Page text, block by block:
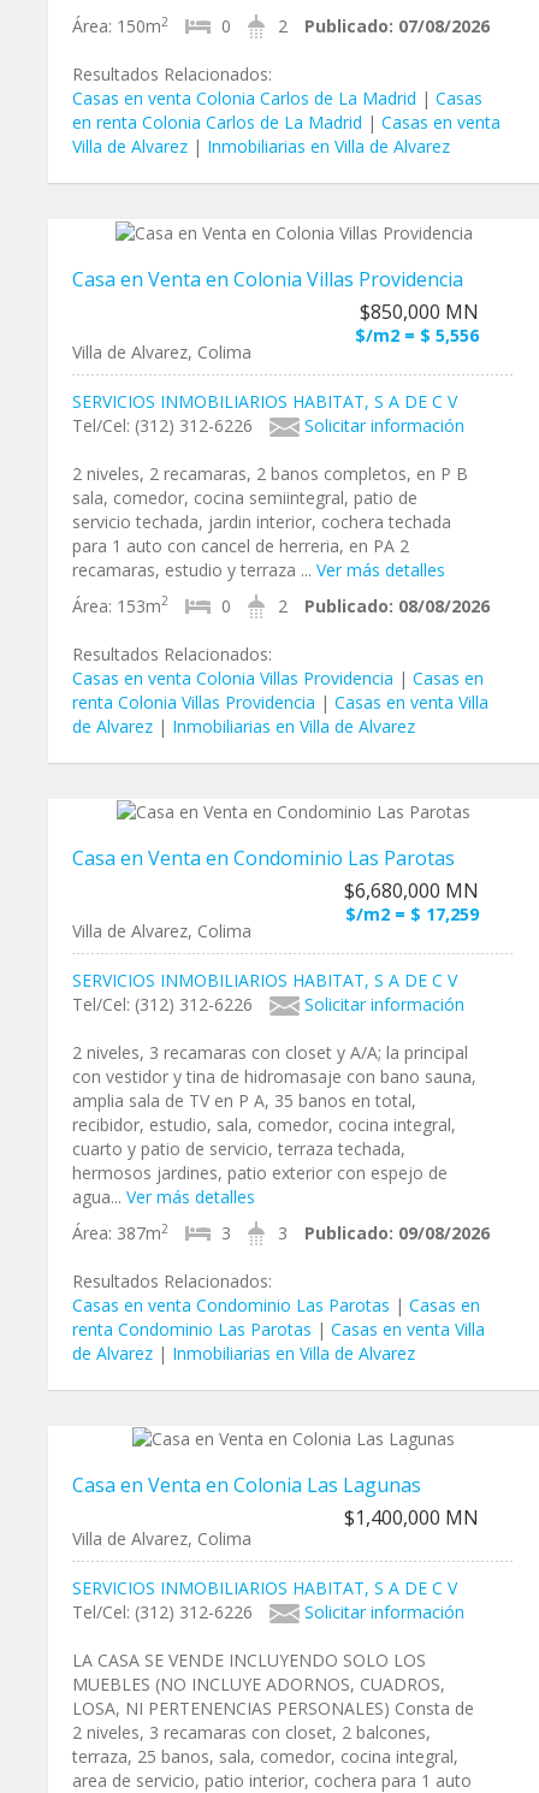
Área: 150m2 0 2 Publicado: 07/08/2026
Resultados Relacionados:
Casas en venta Colonia Carlos de La Madrid | Casas
en renta Colonia Carlos de La Madrid | Casas en venta
Villa de Alvarez | Inmobiliarias en Villa de Alvarez
Casa en Venta en Colonia Villas Providencia
$850,000 MN
$/m2 = $ 5,556
Villa de Alvarez, Colima
SERVICIOS INMOBILIARIOS HABITAT, S A DE C V
Tel/Cel: (312) 312-6226
Solicitar información
2 niveles, 2 recamaras, 2 banos completos, en P B
sala, comedor, cocina semiintegral, patio de
servicio techada, jardin interior, cochera techada
para 1 auto con cancel de herreria, en PA 2
recamaras, estudio y terraza ... Ver más detalles
Área: 153m2 0 2 Publicado: 08/08/2026
Resultados Relacionados:
Casas en venta Colonia Villas Providencia | Casas en
renta Colonia Villas Providencia | Casas en venta Villa
de Alvarez | Inmobiliarias en Villa de Alvarez
Casa en Venta en Condominio Las Parotas
$6,680,000 MN
$/m2 = $ 17,259
Villa de Alvarez, Colima
SERVICIOS INMOBILIARIOS HABITAT, S A DE C V
Tel/Cel: (312) 312-6226
Solicitar información
2 niveles, 3 recamaras con closet y A/A; la principal
con vestidor y tina de hidromasaje con bano sauna,
amplia sala de TV en P A, 35 banos en total,
recibidor, estudio, sala, comedor, cocina integral,
cuarto y patio de servicio, terraza techada,
hermosos jardines, patio exterior con espejo de
agua... Ver más detalles
Área: 387m2 3 3 Publicado: 09/08/2026
Resultados Relacionados:
Casas en venta Condominio Las Parotas | Casas en
renta Condominio Las Parotas | Casas en venta Villa
de Alvarez | Inmobiliarias en Villa de Alvarez
Casa en Venta en Colonia Las Lagunas
$1,400,000 MN
Villa de Alvarez, Colima
SERVICIOS INMOBILIARIOS HABITAT, S A DE C V
Tel/Cel: (312) 312-6226
Solicitar información
LA CASA SE VENDE INCLUYENDO SOLO LOS
MUEBLES (NO INCLUYE ADORNOS, CUADROS,
LOSA, NI PERTENENCIAS PERSONALES) Consta de
2 niveles, 3 recamaras con closet, 2 balcones,
terraza, 25 banos, sala, comedor, cocina integral,
area de servicio, patio interior, cochera para 1 auto